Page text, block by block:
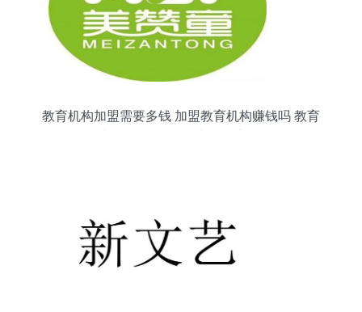
教育机构加盟需要多钱 加盟教育机构赚钱吗 教育